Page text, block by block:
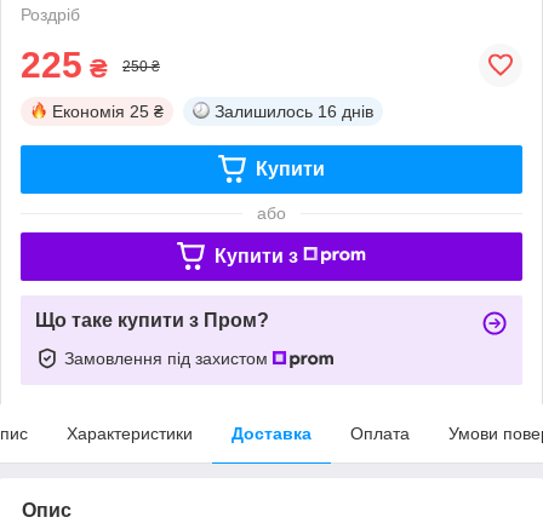
Роздріб
225 ₴ 250 ₴
Економія 25 ₴ Залишилось 16 днів
Купити
або
Купити з
Що таке купити з Пром?
Замовлення під захистом
Характеристики Доставка Оплата Умови
Опис